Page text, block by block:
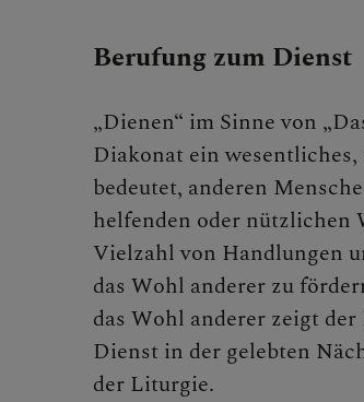
Berufung zum Dienst
„Dienen“ im Sinne von
Diakonat ein
bedeutet, anderen
helfenden oder nützlichen
Vielzahl von Handlungen
das Wohl anderer zu
das Wohl anderer zeigt
Dienst in der gelebten
der Liturgie.